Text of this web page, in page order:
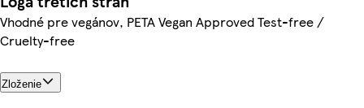
Vhodné pre vegánov, PETA Vegan Approved Test-free /
Cruelty-free
Zloženie